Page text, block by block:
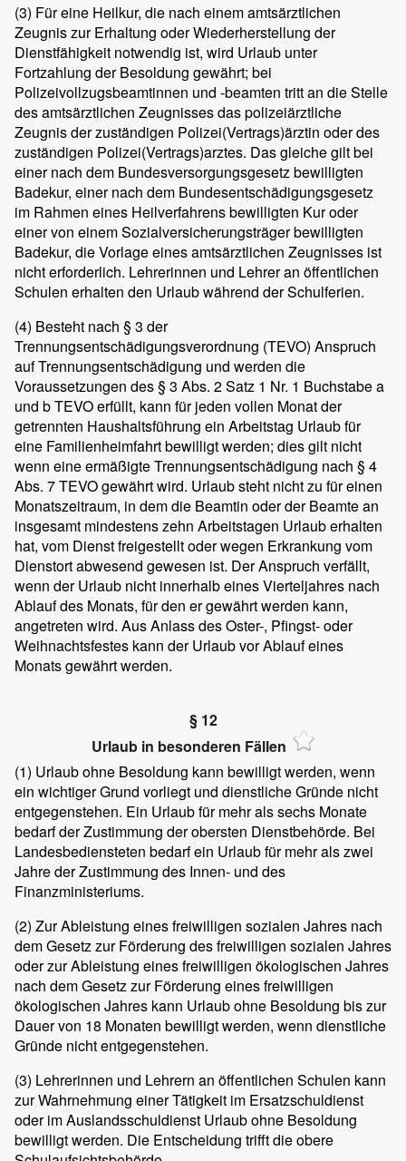
(3) Für eine Heilkur, die nach einem amtsärztlichen
Zeugnis zur Erhaltung oder Wiederherstellung der
Dienstfähigkeit notwendig ist, wird Urlaub unter
Fortzahlung der Besoldung gewährt; bei
Polizeivollzugsbeamtinnen und -beamten tritt an die Stelle
des amtsärztlichen Zeugnisses das polizeiärztliche
Zeugnis der zuständigen Polizei(Vertrags)ärztin oder des
zuständigen Polizei(Vertrags)arztes. Das gleiche gilt bei
einer nach dem Bundesversorgungsgesetz bewilligten
Badekur, einer nach dem Bundesentschädigungsgesetz
im Rahmen eines Heilverfahrens bewilligten Kur oder
einer von einem Sozialversicherungsträger bewilligten
Badekur, die Vorlage eines amtsärztlichen Zeugnisses ist
nicht erforderlich. Lehrerinnen und Lehrer an öffentlichen
Schulen erhalten den Urlaub während der Schulferien.
(4) Besteht nach § 3 der
Trennungsentschädigungsverordnung (TEVO) Anspruch
auf Trennungsentschädigung und werden die
Voraussetzungen des § 3 Abs. 2 Satz 1 Nr. 1 Buchstabe a
und b TEVO erfüllt, kann für jeden vollen Monat der
getrennten Haushaltsführung ein Arbeitstag Urlaub für
eine Familienheimfahrt bewilligt werden; dies gilt nicht
wenn eine ermäßigte Trennungsentschädigung nach § 4
Abs. 7 TEVO gewährt wird. Urlaub steht nicht zu für einen
Monatszeitraum, in dem die Beamtin oder der Beamte an
insgesamt mindestens zehn Arbeitstagen Urlaub erhalten
hat, vom Dienst freigestellt oder wegen Erkrankung vom
Dienstort abwesend gewesen ist. Der Anspruch verfällt,
wenn der Urlaub nicht innerhalb eines Vierteljahres nach
Ablauf des Monats, für den er gewährt werden kann,
angetreten wird. Aus Anlass des Oster-, Pfingst- oder
Weihnachtsfestes kann der Urlaub vor Ablauf eines
Monats gewährt werden.
§ 12
Urlaub in besonderen Fällen
(1) Urlaub ohne Besoldung kann bewilligt werden, wenn
ein wichtiger Grund vorliegt und dienstliche Gründe nicht
entgegenstehen. Ein Urlaub für mehr als sechs Monate
bedarf der Zustimmung der obersten Dienstbehörde. Bei
Landesbediensteten bedarf ein Urlaub für mehr als zwei
Jahre der Zustimmung des Innen- und des
Finanzministeriums.
(2) Zur Ableistung eines freiwilligen sozialen Jahres nach
dem Gesetz zur Förderung des freiwilligen sozialen Jahres
oder zur Ableistung eines freiwilligen ökologischen Jahres
nach dem Gesetz zur Förderung eines freiwilligen
ökologischen Jahres kann Urlaub ohne Besoldung bis zur
Dauer von 18 Monaten bewilligt werden, wenn dienstliche
Gründe nicht entgegenstehen.
(3) Lehrerinnen und Lehrern an öffentlichen Schulen kann
zur Wahrnehmung einer Tätigkeit im Ersatzschuldienst
oder im Auslandsschuldienst Urlaub ohne Besoldung
bewilligt werden. Die Entscheidung trifft die obere